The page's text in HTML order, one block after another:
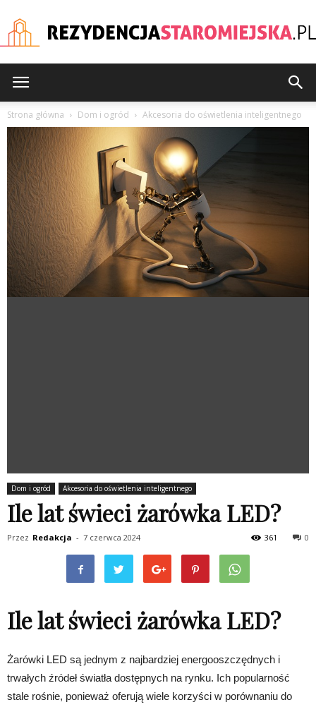
Strona główna Dom i ogród Akcesoria do oświetlenia inteligentnego
Dom i ogród Akcesoria do oświetlenia inteligentnego
Ile lat świeci żarówka LED?
Przez Redakcja - 7 czerwca 2024 0
361
Ile lat świeci żarówka LED?
Żarówki LED są jednym z najbardziej energooszczędnych i
trwałych źródeł światła dostępnych na rynku. Ich popularność
stale rośnie, ponieważ oferują wiele korzyści w porównaniu do